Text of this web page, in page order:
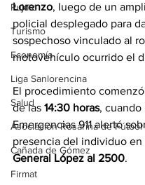
Pujato
Turismo
Economía
Liga Sanlorencina
Salud
Asociación Rosarina de Fútbol
Cañada de Gómez
Firmat
Lorenzo, luego de un
policial desplegado para
sospechoso vinculado al
motovehículo ocurrido el
El procedimiento
de las 14:30 horas, cuando
Emergencias 911 alertó
presencia del individuo en
General López al 2500.